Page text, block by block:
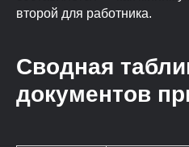
второй для работника.
Сводная
документов